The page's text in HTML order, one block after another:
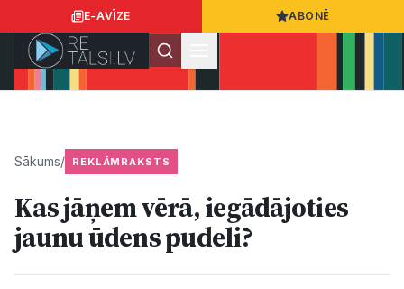
E-AVĪZE ABONĒ
Ziņas
Sākums/ REKLĀMRAKSTS
Kas jāņem vērā, iegādājoties
jaunu ūdens pudeli?